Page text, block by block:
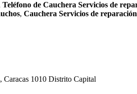
Teléfono de Cauchera Servicios de
, Cauchera Servicios de
Caracas 1010 Distrito Capital